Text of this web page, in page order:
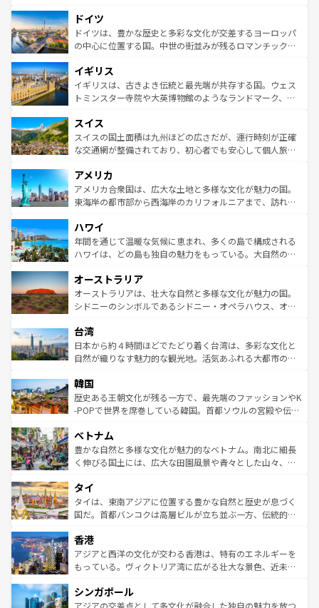
せる。地方によって風土や気候が異なるスペインはその個
性で訪れる人を魅了する。 なお、新着のスペイン情報は コ
ンテンツ一覧を参照してほしい。
で、幅広い魅力が詰まっている。華麗な宮殿、歴史的な大
聖堂、美しいビーチ、そして豊かな自然が、訪れる者を心
から魅了する。また、フランスは美食の国としても知ら
いる。シャンパンの発祥地であるランス、プロヴァンスの
香り高いラベンダー畑など、多彩な楽しみ方が可能だ。さ
らに、パリ以外の地域にも魅力が溢れており、どの街角に
れる地方に足を運ぶとそれぞれで全く異なる文化を体験で
きるだろう。 なお、新着のフランス情報はコンテンツ一覧
を参照してほしい。
ドイツ
ドイツは、豊かな歴史と多彩な文化が交差するヨーロッパ
の中心に位置する国。中世の街並みが残るロマンチック街
顔を持つこの国は、どこを歩いても飽きることがない。ベ
ルリンの文化的活気、バイエルン州のアルプスの絶景、そ
してライン川沿いのワイン畑といった風景は必見。ビール
は、お酒好きな人にはぜひ体験してほしい。 なお、新着の
ドイツ情報はコンテンツ一覧を参照してほしい。
イギリス
イギリスは、古きよき伝統と最先端が共存する国。ウェス
トミンスター寺院や大英博物館のようなランドマーク、歴
リアごとに異なる魅力がある。また、優雅なアフタヌーン
ティー、ビール好きにはたまらない英国パブ、サッカー観
戦など、本場だからこそできる体験も豊富。イギリスを旅
ンツ一覧を参照してほしい。
スイス
スイスの国土面積は九州ほどの広さだが、運行時刻が正確
な交通網が整備されており、初心者でも安心して個人旅行
の建物がそのまま残る町や、スイスならではのユニークな
博物館もあり、アルプス観光だけでなく町歩きも満喫する
ことができる。国民の所得が高いため物価も高いが、旅行
ば市内交通費無料で観光を楽しむこともできる。 なお、新
着のスイス情報はコンテンツ一覧 を参照してほしい。
アメリカ
アメリカ合衆国は、広大な土地と多様な文化が魅力の国。
東海岸の都市部から西海岸のカリフォルニアまで、訪れる
のような巨大都市は、観光、ショッピング、エンターテイ
ンメントが詰まった刺激的なスポットだ。一方、アメリカ
西部には大自然が広がり、グランドキャニオンやイエロー
部のニューオーリンズでは、音楽と美食が融合した独特の
文化が魅力。旅行者はアメリカの各地域で異なる魅力を楽
しみながら、その多様性と豊かな歴史を感じることができ
ならではの贅沢な旅のスタイルだ。 なお、新着のアメリカ
情報はコンテンツ一覧を参照してほしい。
ハワイ
年間を通じて温暖な気候に恵まれ、多くの島で構成される
ハワイは、どの島も独自の魅力をもっている。大自然の神
ワイ島は見逃せない。また、定番の観光地といえばオアフ
島だが、静かな自然を求めるならマウイ島やカウアイ島が
おすすめ。エメラルドグリーンに輝く海をはじめ、豊かな
れるおもてなしの心で訪れる人々を迎えてくれるハワイの
人々、おいしいローカルフードやハワイアンミュージッ
ク、伝統的なフラダンスなど、すべてがハワイの魅力を彩
ワイを、存分に味わってほしい。 なお、新着のハワイ情報
はコンテンツ一覧を参照してほしい。
オーストラリア
オーストラリアは、壮大な自然と多様な文化が魅力の国。
シドニーのシンボルであるシドニー・オペラハウス、オー
リアリーフや大陸中央部にそびえるウルル（エアーズロッ
ク）、タスマニアの美しい原生林やケアンズの熱帯雨林な
ど、見どころがたくさん。また、カフェやワイン、オージ
いる。アクティビティも充実しており、サーフィンやダイ
ビング、ハイキングなど、アウトドア好きにはたまらな
い。オーストラリアの多彩な魅力を存分に味わいつくそ
参照してほしい。
台湾
日本から約４時間ほどでたどり着く台湾は、多彩な文化と
自然が織りなす魅力的な観光地。活気あふれる大都市の台
ン）、静ひつな山岳地帯である台湾東部など、都市の喧騒
と山間の静けさが共存しており、訪れる人に新しい発見と
驚きをもたらしてくれる。また、奥深い台湾の食文化も魅
容にもいいと評判のスイーツなど、バラエティ豊かな料理
が味わえる。 なお、新着の台湾情報は コンテンツ一覧を参
照してほしい。
韓国
歴史ある王朝文化が残る一方で、最先端のファッションやK
-POPで世界を席巻している韓国。首都ソウルの宮殿や伝統
き、地方に足を延ばせば四季折々の自然美を楽しむことが
できる。そして、キムチや焼肉、絶品のストリートフード
まで、さまざまな韓国料理が待っている。夜には、韓国な
リティに包まれながら、韓国の多彩な魅力を心ゆくまで味
わってみてほしい。 なお、新着の韓国情報はコンテンツ一
覧を参照してほしい。
ベトナム
豊かな自然と多様な文化が魅力的なベトナム。南北に細長
く伸びる国土には、広大な田園風景や青々とした山々、世
急速な発展と共に伝統が息づく。ハノイの古い町並みやホ
ーチミン市のフランス統治時代の建物も、独特の雰囲気を
醸し出している。また、バラエティの豊かさとおいしさで
とつ。フォーやバインミー、ベトナムコーヒーなどは、ぜ
ひ現地で味わいたい。どの地域を訪れてもあたたかい人々
が旅行者を迎えてくれるので、きっと忘れられない旅にな
参照してほしい。
タイ
タイは、東南アジアに位置する豊かな自然と歴史が息づく
国だ。首都バンコクは高層ビルが立ち並ぶ一方、伝統的な
の活気が交差している。北部ではチェンマイなどの山岳地
帯で自然と触れ合い、南部ではプーケットやクラビの美し
いビーチでリゾート気分を楽しむことができる。タイ料理
激する。気候は一年中温暖で、どの季節にも異なる楽しみ
が待っている。親しみやすいタイの人々、仏教を中心とし
香港
アジアと西洋の文化が交わる香港は、特有のエネルギーを
もっている。ヴィクトリア湾に広がる壮大な景色、近未来
み、どこを訪れても感動するはず。観光スポットが密集し
ており、効率よく見どころを回れるのも魅力。息をのむよ
シンガポール
アジアの交差点として多文化が融合した独自の魅力を放つ